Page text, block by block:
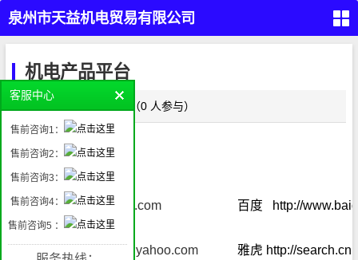
泉州市天益机电贸易有限公司
VICKERS）
留
言
本
液
品
动
产
工
动
化
品接
机电产品平台
正文 点这评论 （0 人参与）
网页搜索引擎
百度http://www.baidu.com 百度 http://
雅虎http://search.cn.yahoo.com 雅虎 http://
客服中心
售前咨询1：
售前咨询2：
售前咨询3：
售前咨询4：
售前咨询5 ：